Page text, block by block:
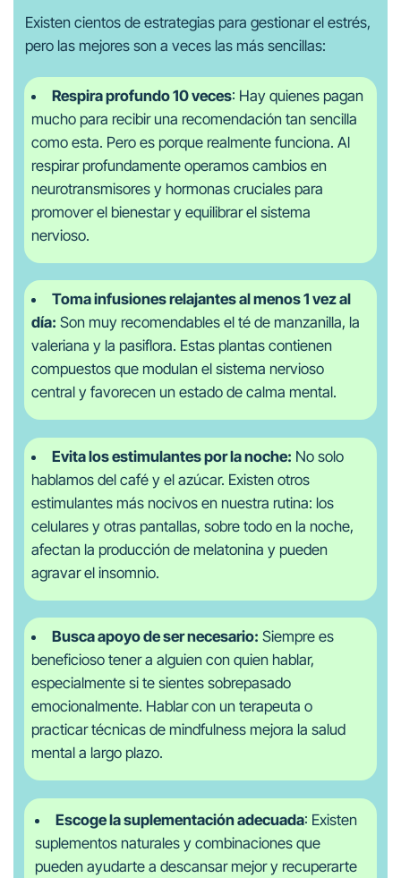
Existen cientos de estrategias para gestionar el estrés,
pero las mejores son a veces las más sencillas:
Respira profundo 10 veces: Hay quienes pagan
mucho para recibir una recomendación tan sencilla
como esta. Pero es porque realmente funciona. Al
respirar profundamente operamos cambios en
neurotransmisores y hormonas cruciales para
promover el bienestar y equilibrar el sistema
nervioso.
Toma infusiones relajantes al menos 1 vez al
día: Son muy recomendables el té de manzanilla, la
valeriana y la pasiflora. Estas plantas contienen
compuestos que modulan el sistema nervioso
central y favorecen un estado de calma mental.
Evita los estimulantes por la noche: No solo
hablamos del café y el azúcar. Existen otros
estimulantes más nocivos en nuestra rutina: los
celulares y otras pantallas, sobre todo en la noche,
afectan la producción de melatonina y pueden
agravar el insomnio.
Busca apoyo de ser necesario: Siempre es
beneficioso tener a alguien con quien hablar,
especialmente si te sientes sobrepasado
emocionalmente. Hablar con un terapeuta o
practicar técnicas de mindfulness mejora la salud
mental a largo plazo.
Escoge la suplementación adecuada: Existen
suplementos naturales y combinaciones que
pueden ayudarte a descansar mejor y recuperarte